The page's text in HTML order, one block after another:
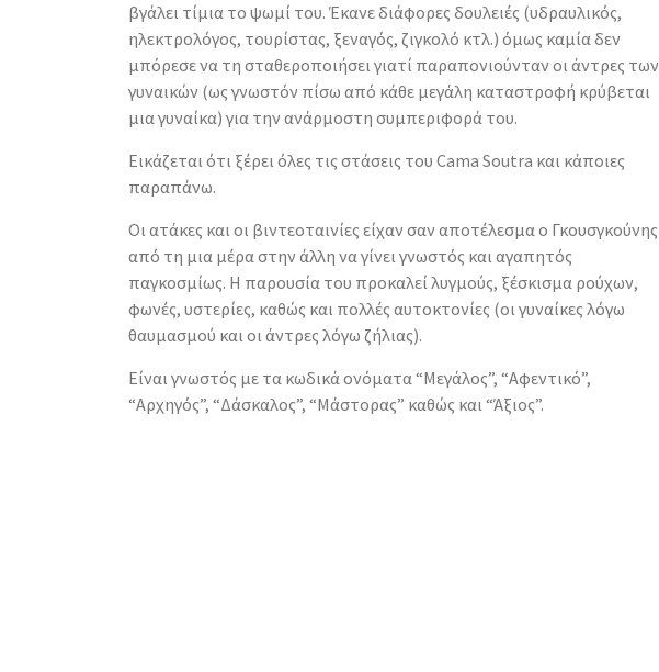
βγάλει τίμια το ψωμί του. Έκανε διάφορες δουλειές (υδραυλικός,
ηλεκτρολόγος, τουρίστας, ξεναγός, ζιγκολό κτλ.) όμως καμία δεν
μπόρεσε να τη σταθεροποιήσει γιατί παραπονιούνταν οι άντρες των
γυναικών (ως γνωστόν πίσω από κάθε μεγάλη καταστροφή κρύβεται
μια γυναίκα) για την ανάρμοστη συμπεριφορά του.
Εικάζεται ότι ξέρει όλες τις στάσεις του Cama Soutra και κάποιες
παραπάνω.
Οι ατάκες και οι βιντεοταινίες είχαν σαν αποτέλεσμα ο Γκουσγκούνης
από τη μια μέρα στην άλλη να γίνει γνωστός και αγαπητός
παγκοσμίως. Η παρουσία του προκαλεί λυγμούς, ξέσκισμα ρούχων,
φωνές, υστερίες, καθώς και πολλές αυτοκτονίες (οι γυναίκες λόγω
θαυμασμού και οι άντρες λόγω ζήλιας).
Είναι γνωστός με τα κωδικά ονόματα “Μεγάλος”, “Αφεντικό”,
“Αρχηγός”, “Δάσκαλος”, “Μάστορας” καθώς και “Άξιος”.